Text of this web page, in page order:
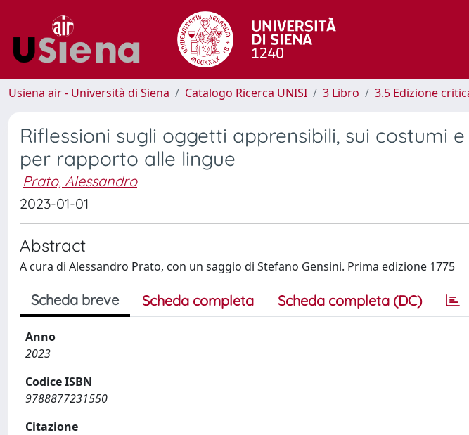
Usiena air - Università di Siena Catalogo Ricerca UNISI 3 Libro 3.5 Edizione
Riflessioni sugli oggetti apprensibili, sui costumi
per rapporto alle lingue
Prato, Alessandro
2023-01-01
Abstract
A cura di Alessandro Prato, con un saggio di Stefano Gensini. Prima edizione 1775
Scheda breve Scheda completa Scheda completa (DC)
Anno
2023
Codice ISBN
9788877231550
Citazione